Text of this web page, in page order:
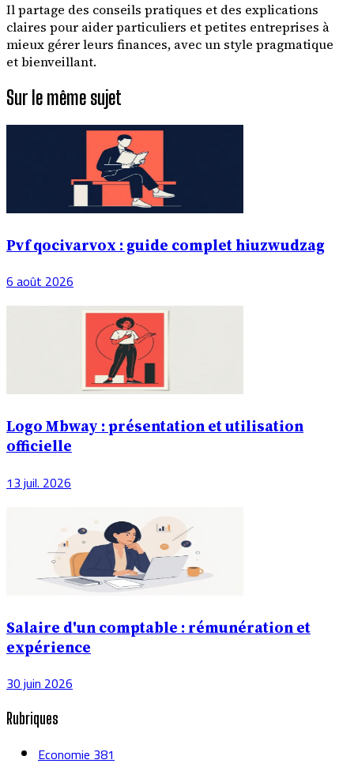
Il partage des conseils pratiques et des explications
claires pour aider particuliers et petites entreprises à
mieux gérer leurs finances, avec un style pragmatique
et bienveillant.
Sur le même sujet
Pvf qocivarvox : guide complet hiuzwudzag
6 août 2026
Logo Mbway : présentation et utilisation
officielle
13 juil. 2026
Salaire d'un comptable : rémunération et
expérience
30 juin 2026
Rubriques
Economie381